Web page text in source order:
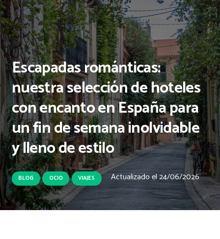
Escapadas románticas:
nuestra selección de hoteles
con encanto en España para
un fin de semana inolvidable
y lleno de estilo
BLOG OCIO VIAJES Actualizado el24/06/2026